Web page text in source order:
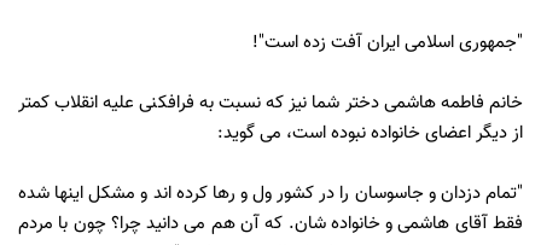
"جمهوری اسلامی ایران آفت زده است"!
خانم فاطمه هاشمی دختر شما نیز که نسبت به فرافكنى عليه انقلاب کمتر
از دیگر اعضای خانواده نبوده است، می گوید:
"تمام دزدان و جاسوسان را در کشور ول و رها کرده اند و مشکل اینها شده
فقط آقای هاشمی و خانواده شان. که آن هم می دانید چرا؟ چون با مردم